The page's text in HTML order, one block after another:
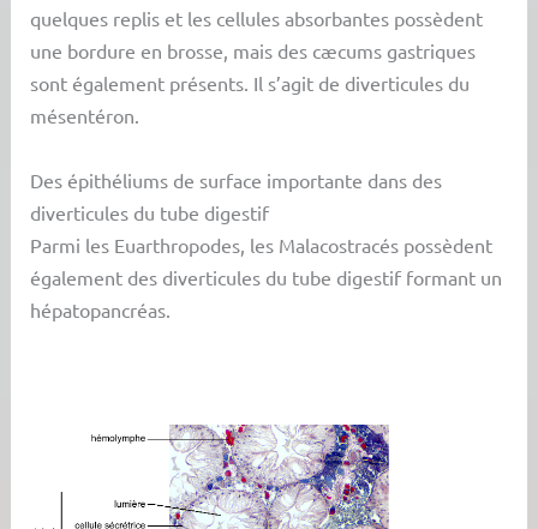
quelques replis et les cellules absorbantes possèdent
une bordure en brosse, mais des cæcums gastriques
sont également présents. Il s’agit de diverticules du
mésentéron.
Des épithéliums de surface importante dans des
diverticules du tube digestif
Parmi les Euarthropodes, les Malacostracés possèdent
également des diverticules du tube digestif formant un
hépatopancréas.